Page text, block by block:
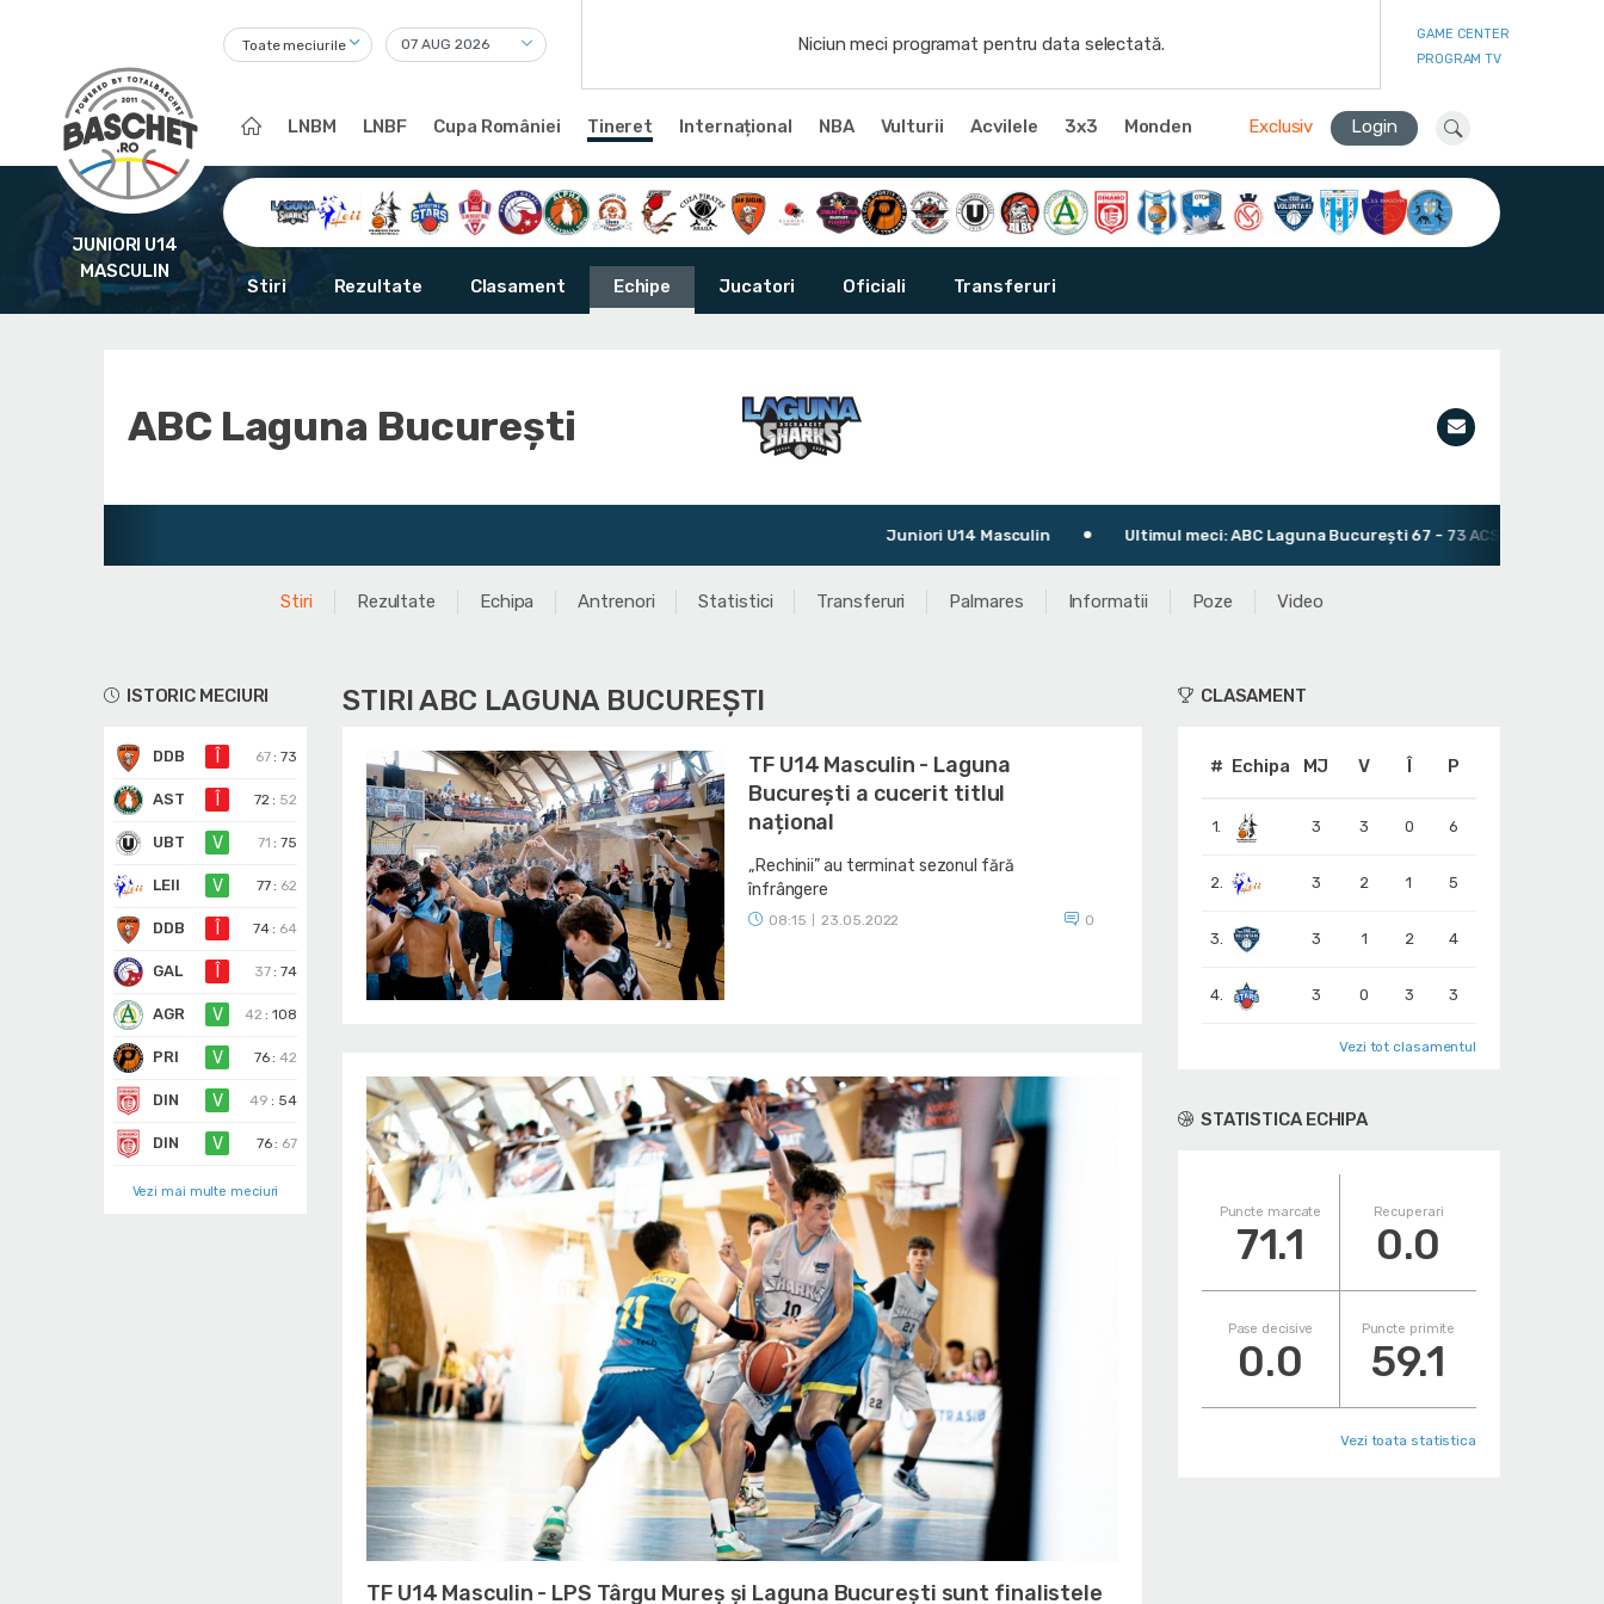
Toate meciurile Niciun meci programat pentru data selectată.
GAME CENTER
PROGRAM TV
LNBM LNBF Cupa României Tineret Internațional NBA Vulturii Acvilele 3x3 Monden Exclusiv Login
JUNIORI U14
MASCULIN
Stiri Rezultate Clasament Echipe Jucatori Oficiali Transferuri
ABC Laguna București
Juniori U14 Masculin Ultimul meci: ABC Laguna București 67 - 73 ACS Dan Dacian
Stiri Rezultate Echipa Antrenori Statistici Transferuri Palmares Informatii Poze Video
ISTORIC MECIURI
DDB 67 :73
AST 72 : 52
UBT V 71 :75
LEII V 77 : 62
DDB 74 : 64
GAL 37 :74
AGR V 42 :108
PRI V 76 :42
DIN V 49 : 54
DIN V 76 : 67
Vezi mai multe meciuri
STIRI ABC LAGUNA BUCUREȘTI
TF U14 Masculin - Laguna
București a cucerit titlul
național
„Rechinii” au terminat sezonul fără
înfrângere
08:15 23.05.2022 0
TF U14 Masculin - LPS Târgu Mureș și Laguna București sunt finalistele
CLASAMENT
# Echipa MJ V Î P
1. 3 3 0 6
2. 3 2 1 5
3. 3 1 2 4
4. 3 0 3 3
Vezi tot clasamentul
STATISTICA ECHIPA
Puncte marcate
71.1
Recuperari
0.0
Pase decisive
0.0
Puncte primite
59.1
Vezi toata statistica